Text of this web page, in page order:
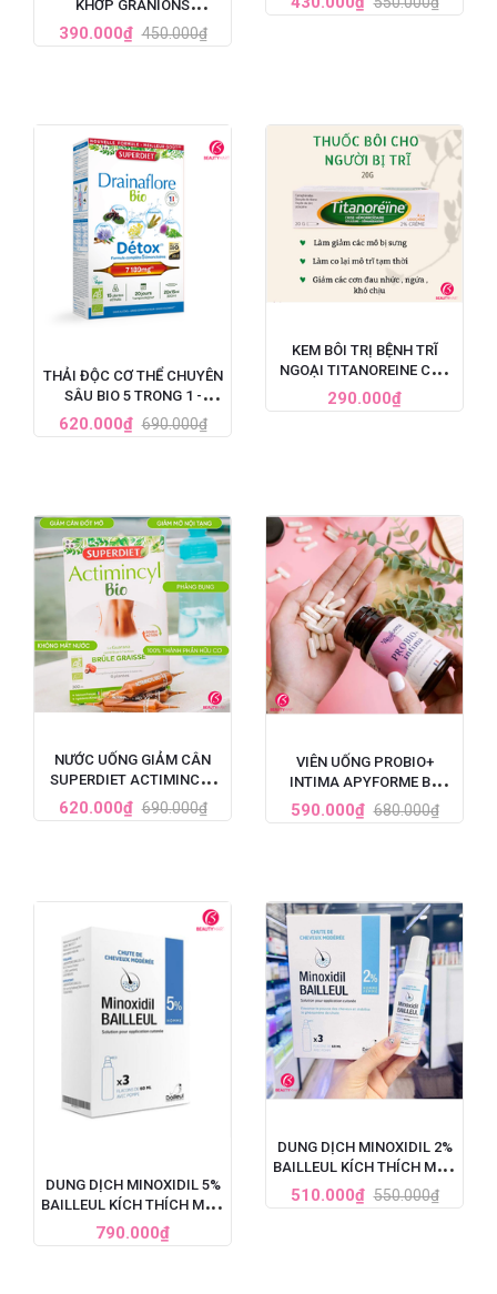
KHỚP GRANIONS
CHONDROSTEO
ARTICULATIONS CỦA
390.000₫ 450.000₫
60 VIÊN
THẢI ĐỘC CƠ THỂ CHUYÊN
SÂU BIO 5 TRONG 1 -
SUPERDIET DRAINAFLORE
BIO DÉTOX
620.000₫ 690.000₫
KEM BÔI TRỊ BỆNH TRĨ
NGOẠI TITANOREINE CỦA
PHÁP 20G - GIẢM ĐAU
HIỆU QUẢ NHANH CHÓNG
290.000₫
NƯỚC UỐNG GIẢM CÂN
SUPERDIET ACTIMINCYL
BIO ĐỐT MỠ ĐA TẦNG CỦA
PHÁP
620.000₫ 690.000₫
VIÊN UỐNG PROBIO+
INTIMA APYFORME BỔ
SUNG LỢI KHUẨN VÙNG KÍN
60 VIÊN CỦA PHÁP
590.000₫ 680.000₫
DUNG DỊCH MINOXIDIL 5%
BAILLEUL KÍCH THÍCH MỌC
TÓC, TRỊ HÓI ĐẦU NẶNG
CHO NAM - SET 3 LỌ X
790.000₫
DUNG DỊCH MINOXIDIL 2%
BAILLEUL KÍCH THÍCH MỌC
TÓC, TRỊ HÓI ĐẦU (60ML)
510.000₫ 550.000₫